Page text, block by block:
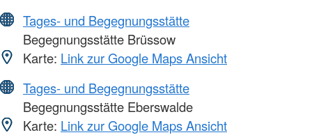
Tages- und Begegnungsstätte
Begegnungsstätte Brüssow
Karte: Link zur Google Maps Ansicht
Tages- und Begegnungsstätte
Begegnungsstätte Eberswalde
Karte: Link zur Google Maps Ansicht